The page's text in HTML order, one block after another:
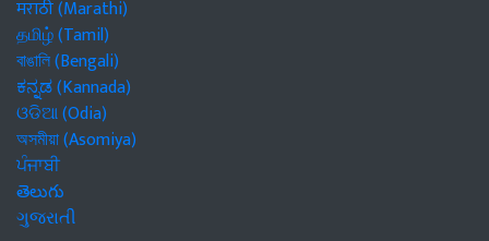
मराठी (Marathi)
தமிழ் (Tamil)
বাঙালি (Bengali)
ಕನ್ನಡ (Kannada)
ଓଡିଆ (Odia)
অসমীয়া (Asomiya)
ਪੰਜਾਬੀ
తెలుగు
ગુજરાતી